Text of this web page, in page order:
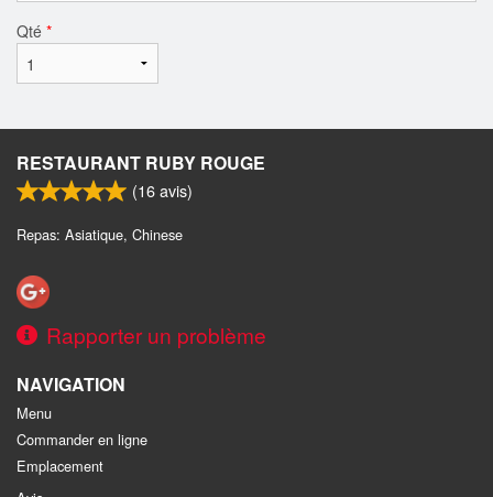
Qté *
RESTAURANT RUBY ROUGE
(16avis)
Repas: Asiatique, Chinese
Rapporter un problème
NAVIGATION
Menu
Commander en ligne
Emplacement